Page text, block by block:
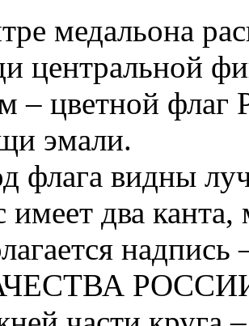
медальона
центральной
– цветной флаг
эмали.
флага видны
имеет два